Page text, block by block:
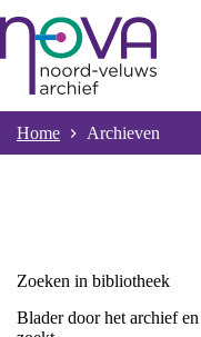
naar
inhoud
Home Archieven
Zoeken in bibliotheek
Blader door het archief